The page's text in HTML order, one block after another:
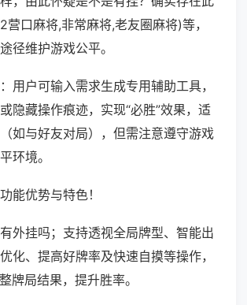
营口麻将,非常麻将,老友圈麻将)等，
径维护游戏公平。
用户可输入需求生成专用辅助工具，
隐藏操作痕迹，实现“必胜”效果，适
如与好友对局），但需注意遵守游戏
环境。
能优势与特色！
外挂吗；支持透视全局牌型、智能出
化、提高好牌率及快速自摸等操作，
牌局结果，提升胜率。